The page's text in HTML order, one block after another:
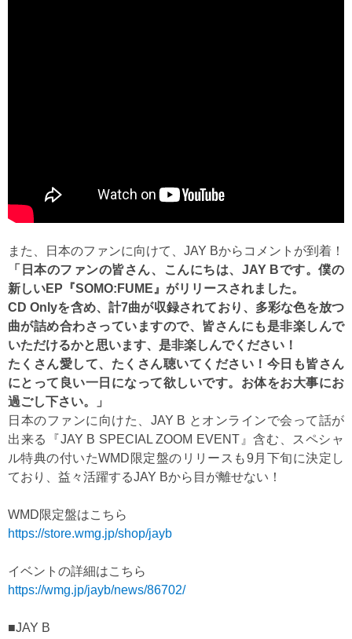
また、日本のファンに向けて、JAY Bからコメントが到着！
「日本のファンの皆さん、こんにちは、JAY Bです。僕の
新しいEP『SOMO:FUME』がリリースされました。
CD Onlyを含め、計7曲が収録されており、多彩な色を放つ
曲が詰め合わさっていますので、 皆さんにも是非楽しんで
いただけるかと思います、是非楽しんでください！
たくさん愛して、たくさん聴いてください！今日も皆さん
にとって良い一日になって欲しいです。 お体をお大事にお
過ごし下さい。」
日本のファンに向けた、JAY B とオンラインで会って話が
出来る『JAY B SPECIAL ZOOM EVENT』含む、スペシャ
ル特典の付いたWMD限定盤のリリースも9月下旬に決定し
ており、益々活躍するJAY Bから目が離せない！
WMD限定盤はこちら
https://store.wmg.jp/shop/jayb
イベントの詳細はこちら
https://wmg.jp/jayb/news/86702/
■JAY B